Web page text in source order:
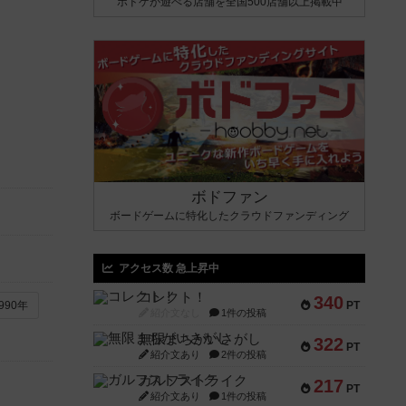
年
ボドファン
ボードゲームに特化したクラウドファンディング
アクセス数 急上昇中
340 PT
コレクト！
1件の投稿
322 PT
無限まちがいさがし
紹介文あり 2件の投稿
217 PT
ガルフストライク
紹介文あり 1件の投稿